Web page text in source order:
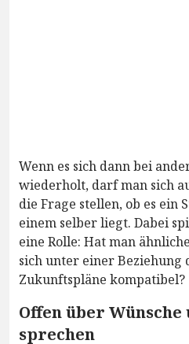
Wenn es sich dann bei
wiederholt, darf man sich
die Frage stellen, ob es ein
einem selber liegt. Dabei
eine Rolle: Hat man
sich unter einer Beziehung
Zukunftspläne kompatibel?
Offen über
sprechen